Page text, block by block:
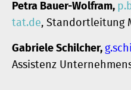
Petra Bauer-Wolfram,
tat.de, Standortleitung
Gabriele Schilcher,
Assistenz